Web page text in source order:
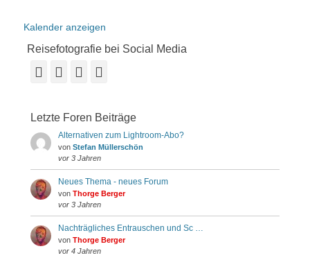
Kalender anzeigen
Reisefotografie bei Social Media
Facebook
VimeoYouTube
Letzte Foren Beiträge
Alternativen zum Lightroom-Abo?
von Stefan Müllerschön
vor 3 Jahren
Neues Thema - neues Forum
von Thorge Berger
vor 3 Jahren
Nachträgliches Entrauschen und Sc …
von Thorge Berger
vor 4 Jahren